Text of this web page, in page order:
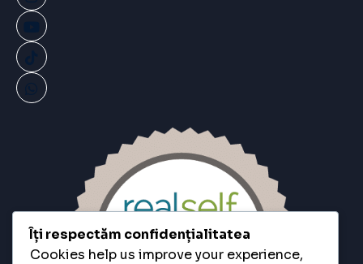
Îți respectăm confidențialitatea
Cookies help us improve your experience,